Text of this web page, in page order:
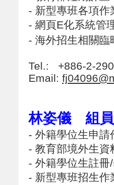
- 新型專班各項作
- 網頁E化系統管
- 海外招生相關臨
Tel.: +886-2-
Email:
林姿儀 組員
- 外籍學位生申請
- 教育部境外生
- 外籍學位生註
- 新型專班招生作